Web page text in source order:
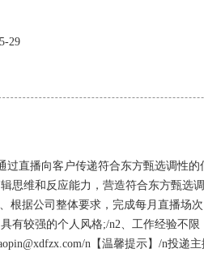
29
过直播向客户传递符合东方甄选调性
思维和反应能力，营造符合东方甄选
根据公司整体要求，完成每月直播场
有较强的个人风格;/n2、工作经验不
n【温馨提示】/n投递